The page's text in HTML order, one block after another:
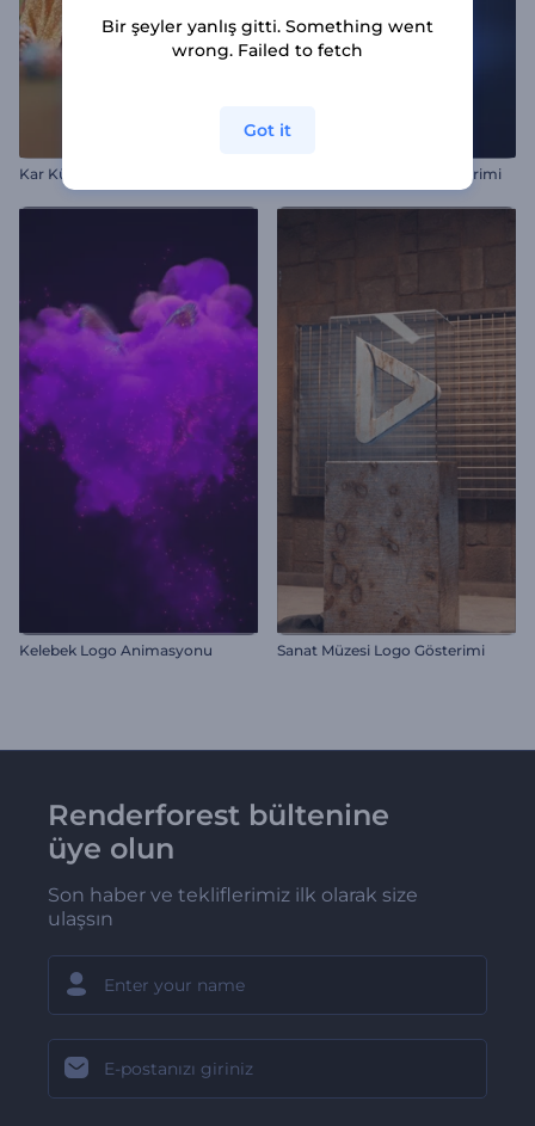
Kar Küresi Mucizesi Giriş Parlak Dağılma Logo Gösterimi
Kelebek Logo Animasyonu Sanat Müzesi Logo Gösterimi
Renderforest bültenine
üye olun
Son haber ve tekliflerimiz ilk olarak size
ulaşsın
Bir şeyler yanlış gitti. Something went
wrong. Failed to fetch
Got it